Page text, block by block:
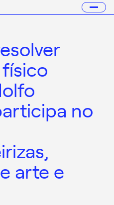
no
arte e